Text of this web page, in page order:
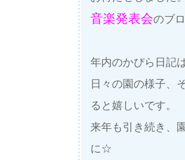
音楽発表会のブ
年内のかぴら日記
日々の園の様子、
ると嬉しいです。
来年も引き続き、
に☆